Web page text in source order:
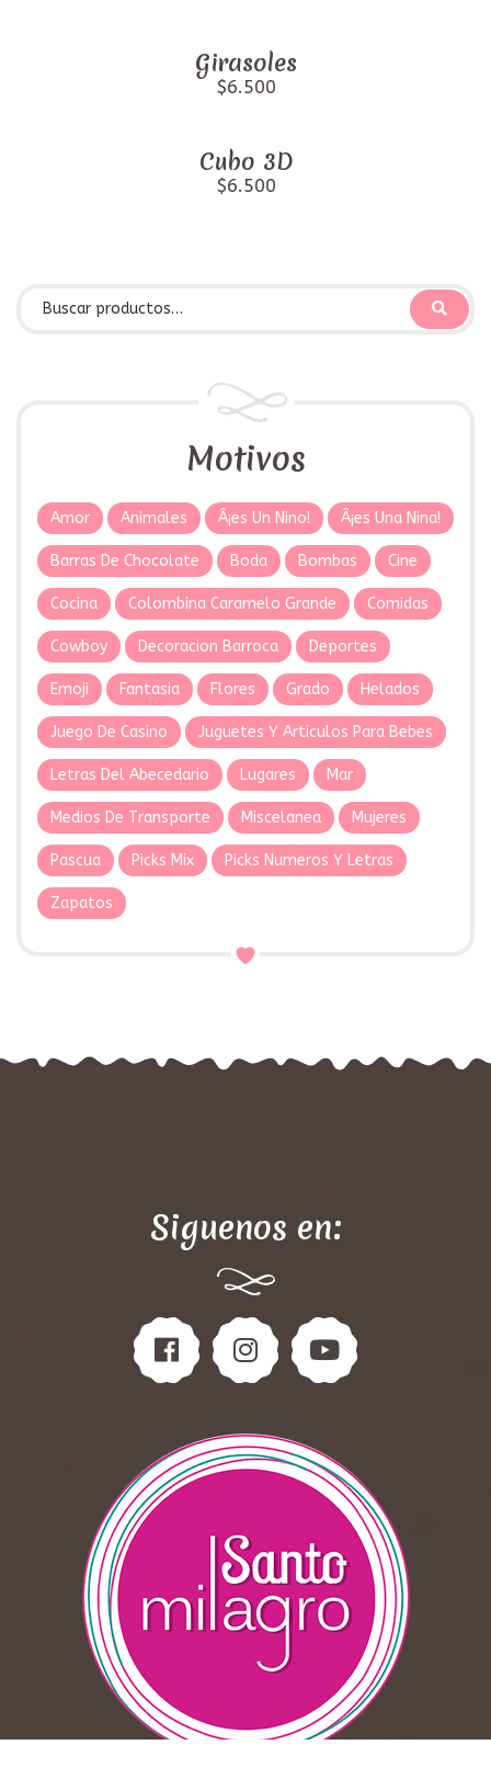
Girasoles
$6.500
Cubo 3D
$6.500
Motivos
Amor Animales Â¡es Un Nino! Â¡es Una Nina!
Barras De Chocolate Boda Bombas Cine
Cocina Colombina Caramelo Grande Comidas
Cowboy Decoracion Barroca Deportes
Emoji Fantasia Flores Grado Helados
Juego De Casino Juguetes Y Articulos Para Bebes
Letras Del Abecedario Lugares Mar
Medios De Transporte Miscelanea Mujeres
Pascua Picks Mix Picks Numeros Y Letras
Zapatos
Siguenos en: